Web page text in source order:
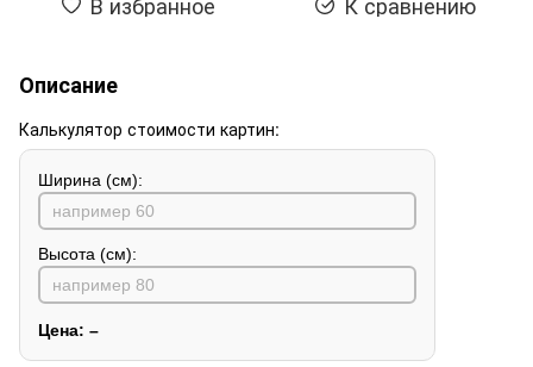
Описание
Калькулятор стоимости картин:
Ширина (см):
Высота (см):
Цена: –